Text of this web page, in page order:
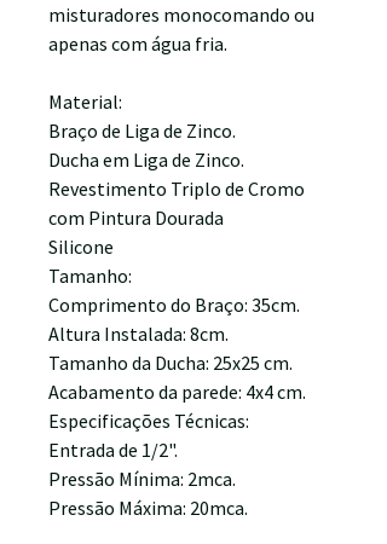
misturadores monocomando ou
apenas com água fria.
Material:
Braço de Liga de Zinco.
Ducha em Liga de Zinco.
Revestimento Triplo de Cromo
com Pintura Dourada
Silicone
Tamanho:
Comprimento do Braço: 35cm.
Altura Instalada: 8cm.
Tamanho da Ducha: 25x25 cm.
Acabamento da parede: 4x4 cm.
Especificações Técnicas:
Entrada de 1/2".
Pressão Mínima: 2mca.
Pressão Máxima: 20mca.